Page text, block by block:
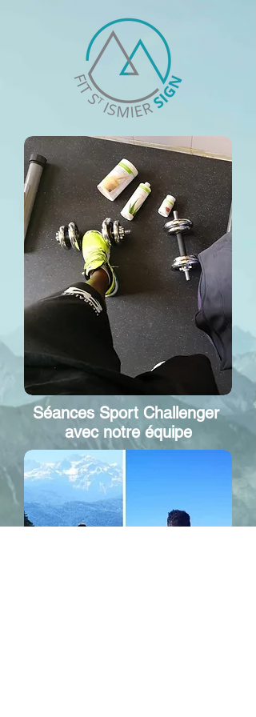
Séances Sport Challenger
avec notre équipe